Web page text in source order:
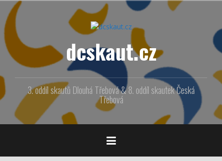
Přejít
obsahu
webu
dcskaut.cz
3. oddíl skautů Dlouhá Třebová & 8. oddíl skautek Česká
Třebová